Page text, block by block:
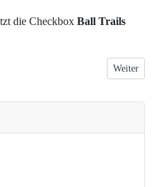
die Checkbox Ball Trails
Dateien richtig speichernNächster
Weiter